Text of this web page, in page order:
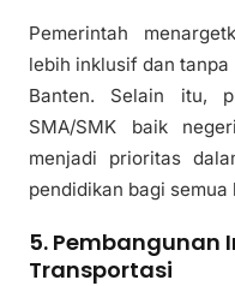
Pemerintah
lebih inklusif dan
Banten. Selain itu,
SMA/SMK baik
menjadi prioritas
pendidikan bagi
5. Pembangunan
Transportasi